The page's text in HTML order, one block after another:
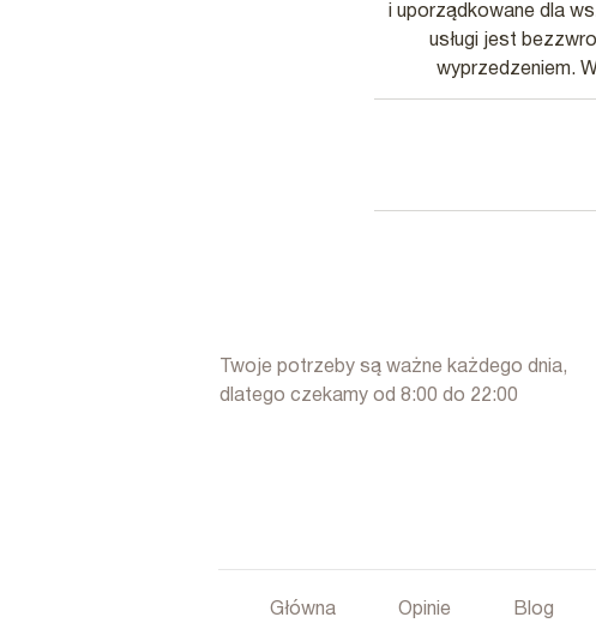
i uporządkowane dla
usługi jest
wyprzedzeniem.
Twoje potrzeby są ważne każdego dnia,
dlatego czekamy od 8:00 do 22:00
Główna Opinie Blog